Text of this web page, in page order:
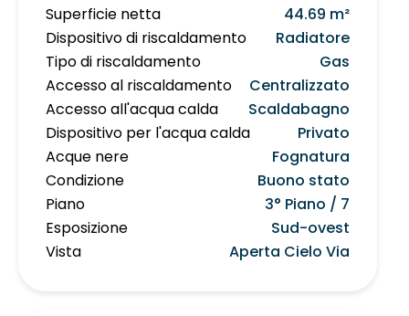
Superficie netta
44.69 m²
Dispositivo di riscaldamento
Radiatore
Tipo di riscaldamento
Gas
Accesso al riscaldamento
Centralizzato
Accesso all'acqua calda
Scaldabagno
Dispositivo per l'acqua calda
Privato
Acque nere
Fognatura
Condizione
Buono stato
Piano
3° Piano / 7
Esposizione
Sud-ovest
Vista
Aperta Cielo Via